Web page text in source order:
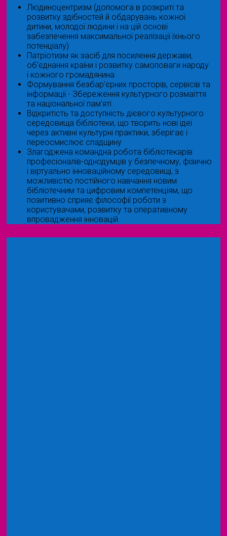
Людиноцентризм (допомога в розкриті та
розвитку здібностей й обдарувань кожної
дитини, молодої людини і на цій основі
забезпечення максимальної реалізації їхнього
потенціалу)
Патріотизм як засіб для посилення держави,
об'єднання країни і розвитку самоповаги народу
і кожного громадянина
Формування безбар’єрних просторів, сервісів та
інформації - Збереження культурного розмаїття
та національної пам’яті
Відкритість та доступність дієвого культурного
середовища бібліотеки, що творить нові ідеї
через активні культурні практики, зберігає і
переосмислює спадщину
Злагоджена командна робота бібліотекарів
професіоналів-однодумців у безпечному, фізично
і віртуально інноваційному середовищі, з
можливістю постійного навчання новим
бібліотечним та цифровим компетенціям, що
позитивно сприяє філософії роботи з
користувачами, розвитку та оперативному
впровадження інновацій.